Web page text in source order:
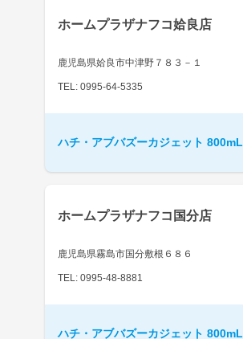
ホームプラザナフコ姶良店
鹿児島県姶良市中津野７８３－１
TEL: 0995-64-5335
ハチ・アブバズーカジェット 800mL
ホームプラザナフコ国分店
鹿児島県霧島市国分敷根６８６
TEL: 0995-48-8881
ハチ・アブバズーカジェット 800mL